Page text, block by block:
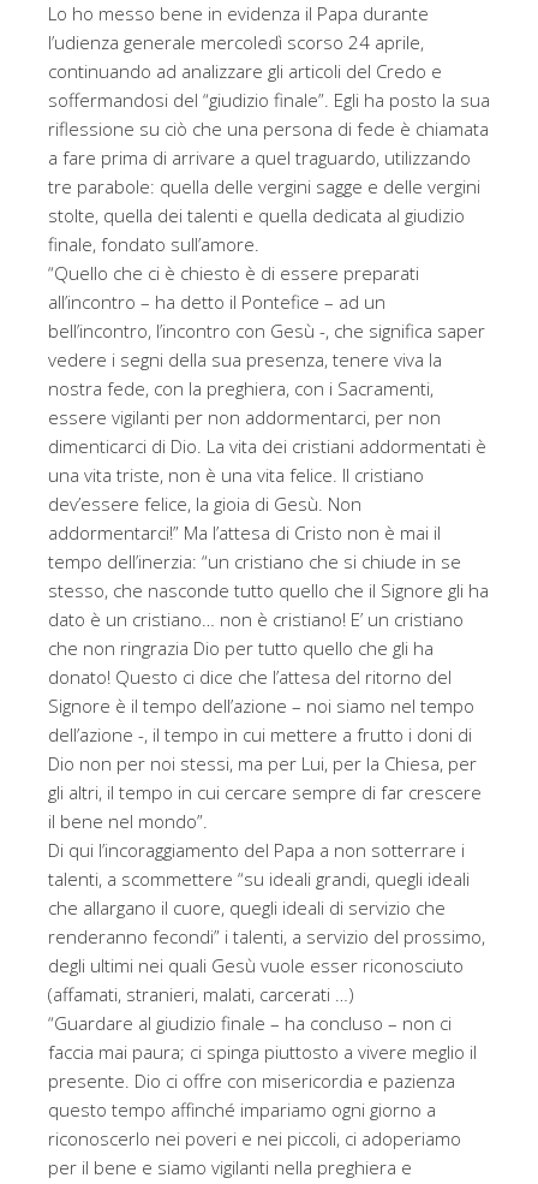
Lo ho messo bene in evidenza il Papa durante
l’udienza generale mercoledì scorso 24 aprile,
continuando ad analizzare gli articoli del Credo e
soffermandosi del “giudizio finale”. Egli ha posto la sua
riflessione su ciò che una persona di fede è chiamata
a fare prima di arrivare a quel traguardo, utilizzando
tre parabole: quella delle vergini sagge e delle vergini
stolte, quella dei talenti e quella dedicata al giudizio
finale, fondato sull’amore.
“Quello che ci è chiesto è di essere preparati
all’incontro – ha detto il Pontefice – ad un
bell’incontro, l’incontro con Gesù -, che significa saper
vedere i segni della sua presenza, tenere viva la
nostra fede, con la preghiera, con i Sacramenti,
essere vigilanti per non addormentarci, per non
dimenticarci di Dio. La vita dei cristiani addormentati è
una vita triste, non è una vita felice. Il cristiano
dev’essere felice, la gioia di Gesù. Non
addormentarci!” Ma l’attesa di Cristo non è mai il
tempo dell’inerzia: “un cristiano che si chiude in se
stesso, che nasconde tutto quello che il Signore gli ha
dato è un cristiano… non è cristiano! E’ un cristiano
che non ringrazia Dio per tutto quello che gli ha
donato! Questo ci dice che l’attesa del ritorno del
Signore è il tempo dell’azione – noi siamo nel tempo
dell’azione -, il tempo in cui mettere a frutto i doni di
Dio non per noi stessi, ma per Lui, per la Chiesa, per
gli altri, il tempo in cui cercare sempre di far crescere
il bene nel mondo”.
Di qui l’incoraggiamento del Papa a non sotterrare i
talenti, a scommettere “su ideali grandi, quegli ideali
che allargano il cuore, quegli ideali di servizio che
renderanno fecondi” i talenti, a servizio del prossimo,
degli ultimi nei quali Gesù vuole esser riconosciuto
(affamati, stranieri, malati, carcerati …)
“Guardare al giudizio finale – ha concluso – non ci
faccia mai paura; ci spinga piuttosto a vivere meglio il
presente. Dio ci offre con misericordia e pazienza
questo tempo affinché impariamo ogni giorno a
riconoscerlo nei poveri e nei piccoli, ci adoperiamo
per il bene e siamo vigilanti nella preghiera e